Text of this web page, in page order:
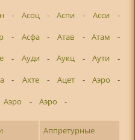
- Асоц - Аспи - Асси
-
- Асфа - Атав - Атам
-
- Ауди - Аукц - Аути
-
- Ахте - Ацет - Аэро
-
Аэро - Аэро -
Аппретурные